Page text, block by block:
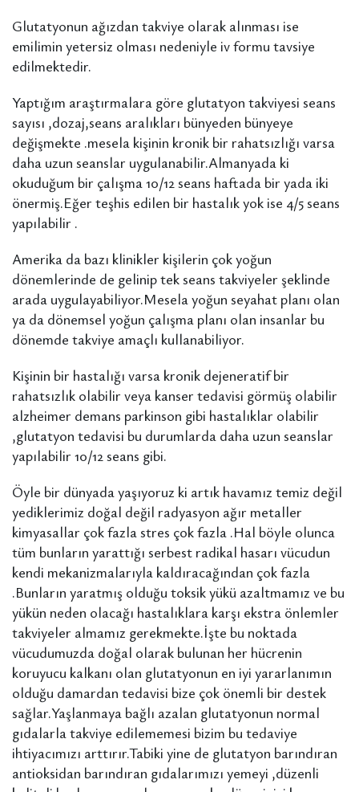
Glutatyonun ağızdan takviye olarak alınması ise
emilimin yetersiz olması nedeniyle iv formu tavsiye
edilmektedir.
Yaptığım araştırmalara göre glutatyon takviyesi seans
sayısı ,dozaj,seans aralıkları bünyeden bünyeye
değişmekte .mesela kişinin kronik bir rahatsızlığı varsa
daha uzun seanslar uygulanabilir.Almanyada ki
okuduğum bir çalışma 10/12 seans haftada bir yada iki
önermiş.Eğer teşhis edilen bir hastalık yok ise 4/5 seans
yapılabilir .
Amerika da bazı klinikler kişilerin çok yoğun
dönemlerinde de gelinip tek seans takviyeler şeklinde
arada uygulayabiliyor.Mesela yoğun seyahat planı olan
ya da dönemsel yoğun çalışma planı olan insanlar bu
dönemde takviye amaçlı kullanabiliyor.
Kişinin bir hastalığı varsa kronik dejeneratif bir
rahatsızlık olabilir veya kanser tedavisi görmüş olabilir
alzheimer demans parkinson gibi hastalıklar olabilir
,glutatyon tedavisi bu durumlarda daha uzun seanslar
yapılabilir 10/12 seans gibi.
Öyle bir dünyada yaşıyoruz ki artık havamız temiz değil
yediklerimiz doğal değil radyasyon ağır metaller
kimyasallar çok fazla stres çok fazla .Hal böyle olunca
tüm bunların yarattığı serbest radikal hasarı vücudun
kendi mekanizmalarıyla kaldıracağından çok fazla
.Bunların yaratmış olduğu toksik yükü azaltmamız ve bu
yükün neden olacağı hastalıklara karşı ekstra önlemler
takviyeler almamız gerekmekte.İşte bu noktada
vücudumuzda doğal olarak bulunan her hücrenin
koruyucu kalkanı olan glutatyonun en iyi yararlanımın
olduğu damardan tedavisi bize çok önemli bir destek
sağlar.Yaşlanmaya bağlı azalan glutatyonun normal
gıdalarla takviye edilememesi bizim bu tedaviye
ihtiyacımızı arttırır.Tabiki yine de glutatyon barındıran
antioksidan barındıran gıdalarımızı yemeyi ,düzenli